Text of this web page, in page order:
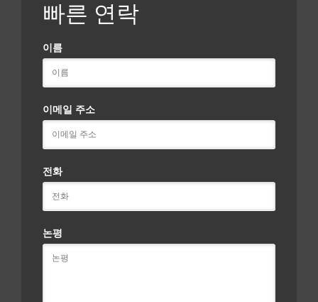
빠른 연락
이름
이메일 주소
전화
논평